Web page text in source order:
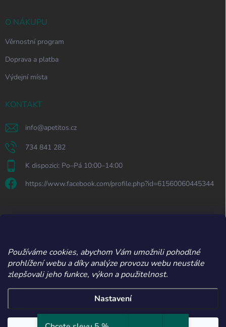
Používáme cookies, abychom Vám umožnili pohodlné
prohlížení webu a díky analýze provozu webu neustále
zlepšovali jeho funkce, výkon a použitelnost.
Nastavení
O NÁKUPU
Věrnostní program
Doprava a platba
Výdejní místa
KONTAKT
info@apetitos.cz
734 841 282
K dispozici: Po–Pá 10:00–14:00
https://www.facebook.com/profile.php?id=61560060445344
Vložením e-mailu souhlasíte s podmínkami ochrany osobních údajů
Copyright 2026
Upravit nastavení